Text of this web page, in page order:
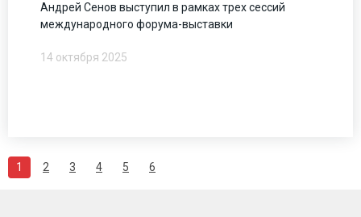
Андрей Сенов выступил в рамках трех сессий
международного форума-выставки
14 октября 2025
1 2 3 4 5 6